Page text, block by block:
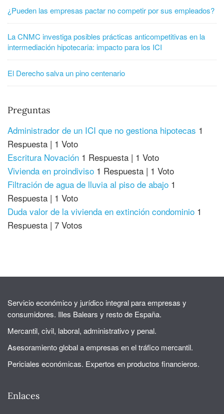
¿Pueden las empresas pactar no competir por sus empleados?
La CNMC investiga posibles prácticas anticompetitivas en la
intermediación hipotecaria: impacto para los ICI
El Derecho salva un pino centenario
Preguntas
Administrador de un ICI que no gestiona hipotecas 1
Respuesta | 1 Voto
Escritura Novación 1 Respuesta | 1 Voto
Vivienda en proindiviso 1 Respuesta | 1 Voto
Filtración de agua de lluvia al piso de abajo 1
Respuesta | 1 Voto
Duda valor de la vivienda en extinción condominio 1
Respuesta | 7 Votos
Servicio económico y jurídico integral para empresas y
consumidores. Illes Balears y resto de España.
Mercantil, civil, laboral, administrativo y penal.
Asesoramiento global a empresas en el tráfico mercantil.
Periciales económicas. Expertos en productos financieros.
Enlaces